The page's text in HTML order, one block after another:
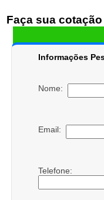
Faça sua cotação
Informações
Nome:
Email:
Telefone: